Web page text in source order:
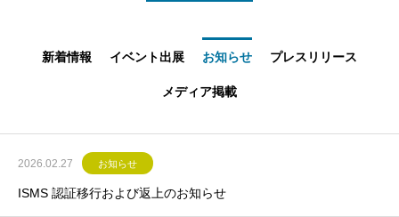
新着情報 イベント出展 お知らせ プレスリリース
メディア掲載
2026.02.27 お知らせ
ISMS 認証移行および返上のお知らせ